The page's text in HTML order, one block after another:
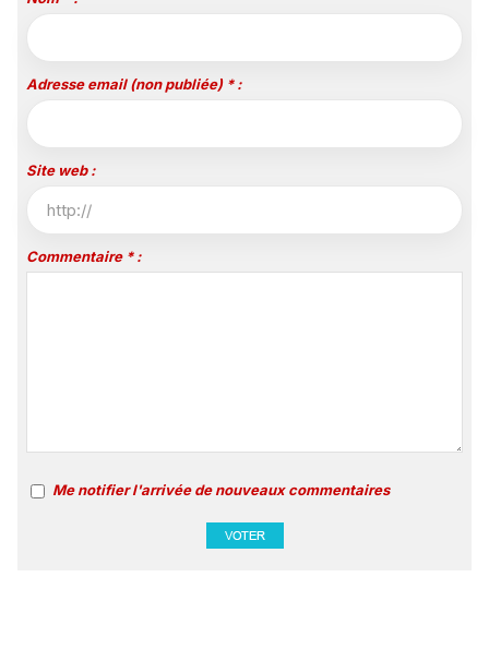
Adresse email (non publiée) * :
Site web :
Commentaire * :
Me notifier l'arrivée de nouveaux commentaires